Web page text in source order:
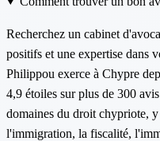
Recherchez un cabinet
positifs et une expertise dans
Philippou exerce à Chypre
4,9 étoiles sur plus de 300
domaines du droit chypriote,
l'immigration, la fiscalité,